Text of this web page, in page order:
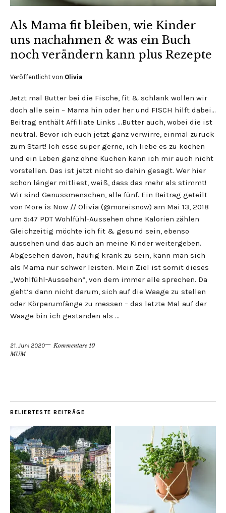
Als Mama fit bleiben, wie Kinder
uns nachahmen & was ein Buch
noch verändern kann plus Rezepte
Veröffentlicht von Olivia
Jetzt mal Butter bei die Fische, fit & schlank wollen wir
doch alle sein – Mama hin oder her und FISCH hilft dabei…
Beitrag enthält Affiliate Links …Butter auch, wobei die ist
neutral. Bevor ich euch jetzt ganz verwirre, einmal zurück
zum Start! Ich esse super gerne, ich liebe es zu kochen
und ein Leben ganz ohne Kuchen kann ich mir auch nicht
vorstellen. Das ist jetzt nicht so dahin gesagt. Wer hier
schon länger mitliest, weiß, dass das mehr als stimmt!
Wir sind Genussmenschen, alle fünf. Ein Beitrag geteilt
von More is Now // Olivia (@moreisnow) am Mai 13, 2018
um 5:47 PDT Wohlfühl-Aussehen ohne Kalorien zählen
Gleichzeitig möchte ich fit & gesund sein, ebenso
aussehen und das auch an meine Kinder weitergeben.
Abgesehen davon, häufig krank zu sein, kann man sich
als Mama nur schwer leisten. Mein Ziel ist somit dieses
„Wohlfühl-Aussehen“, von dem immer alle sprechen. Da
geht‘s dann nicht darum, sich auf die Waage zu stellen
oder Körperumfänge zu messen – das letzte Mal auf der
Waage bin ich gestanden als …
21. Juni 2020
Kommentare 10
MUM
BELIEBTESTE BEITRÄGE